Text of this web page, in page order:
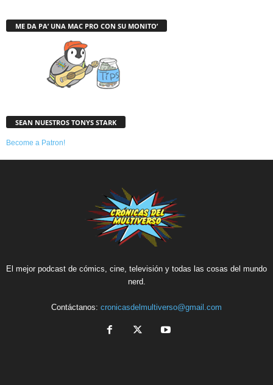
ME DA PA’ UNA MAC PRO CON SU MONITO’
SEAN NUESTROS TONYS STARK
Become a Patron!
El mejor podcast de cómics, cine, televisión y todas las cosas del mundo
nerd.
Contáctanos: cronicasdelmultiverso@gmail.com